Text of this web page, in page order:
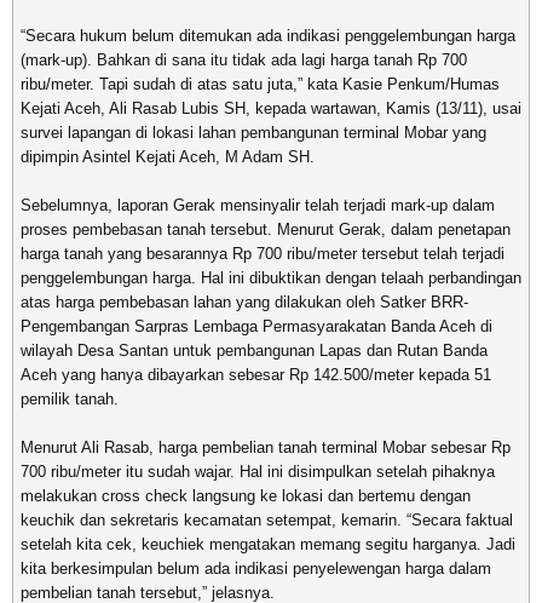
“Secara hukum belum ditemukan ada indikasi penggelembungan harga
(mark-up). Bahkan di sana itu tidak ada lagi harga tanah Rp 700
ribu/meter. Tapi sudah di atas satu juta,” kata Kasie Penkum/Humas
Kejati Aceh, Ali Rasab Lubis SH, kepada wartawan, Kamis (13/11), usai
survei lapangan di lokasi lahan pembangunan terminal Mobar yang
dipimpin Asintel Kejati Aceh, M Adam SH.
Sebelumnya, laporan Gerak mensinyalir telah terjadi mark-up dalam
proses pembebasan tanah tersebut. Menurut Gerak, dalam penetapan
harga tanah yang besarannya Rp 700 ribu/meter tersebut telah terjadi
penggelembungan harga. Hal ini dibuktikan dengan telaah perbandingan
atas harga pembebasan lahan yang dilakukan oleh Satker BRR-
Pengembangan Sarpras Lembaga Permasyarakatan Banda Aceh di
wilayah Desa Santan untuk pembangunan Lapas dan Rutan Banda
Aceh yang hanya dibayarkan sebesar Rp 142.500/meter kepada 51
pemilik tanah.
Menurut Ali Rasab, harga pembelian tanah terminal Mobar sebesar Rp
700 ribu/meter itu sudah wajar. Hal ini disimpulkan setelah pihaknya
melakukan cross check langsung ke lokasi dan bertemu dengan
keuchik dan sekretaris kecamatan setempat, kemarin. “Secara faktual
setelah kita cek, keuchiek mengatakan memang segitu harganya. Jadi
kita berkesimpulan belum ada indikasi penyelewengan harga dalam
pembelian tanah tersebut,” jelasnya.